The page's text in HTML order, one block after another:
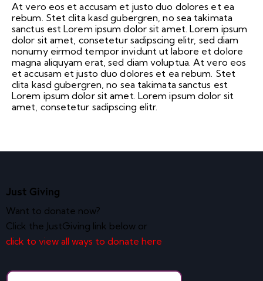
At vero eos et accusam et justo duo dolores et ea
rebum. Stet clita kasd gubergren, no sea takimata
sanctus est Lorem ipsum dolor sit amet. Lorem ipsum
dolor sit amet, consetetur sadipscing elitr, sed diam
nonumy eirmod tempor invidunt ut labore et dolore
magna aliquyam erat, sed diam voluptua. At vero eos
et accusam et justo duo dolores et ea rebum. Stet
clita kasd gubergren, no sea takimata sanctus est
Lorem ipsum dolor sit amet. Lorem ipsum dolor sit
amet, consetetur sadipscing elitr.
Just Giving
Want to donate now?
Click the JustGiving link below or
click to view all ways to donate here